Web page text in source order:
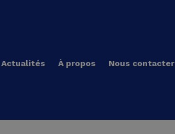
Actualités À propos
Nous contacter